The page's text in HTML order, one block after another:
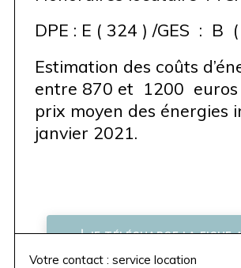
DPE : E ( 324 ) /GES : B
Estimation des coûts
entre 870 et 1200 euros
prix moyen des énergies
janvier 2021.
JE TÉLÉCHARGE LA FICHE
Votre contact : service location